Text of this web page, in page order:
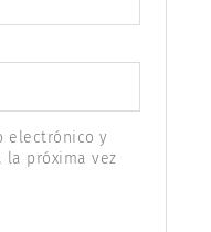
electrónico y
la próxima vez